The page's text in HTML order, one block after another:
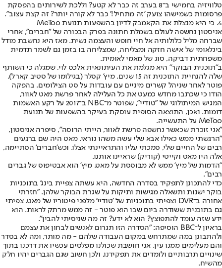
טלוויזיה בחמישי ב־8 בערב זה כבר לא קטע? וללכת לשירותים בהפסקת
פרסומות כשמישהו צועק 'זה מתחיל!' כבר לא קורה יותר? זה קצת עצוב".
4. כי היא מנצלת את הקאמבק לדיון בהשפעות תנועת MeToo
אניסטון נחשפה לעולם בשמלת חתונה בפרק הבכורה של "חברים", אחרי
שברחה מליל כלולותיה אל חיי חופש והעצמה נשית. מאז היא נחשבת מודל
בינלאומי של אישה חזקה ומצליחה, שמצליחה בו בזמן גם לשמר תדמית
משפחתית דביקה, סוג של מאמי לאומית.
ב"תוכנית הבוקר" היא מגלמת את העיתונאית אלכס לוי, שמגלה כי השותף
שלה להנחיית התוכנית זה 15 שנים, מיץ' קסלר (בגילומו של סטיב קארל),
פוטר לאחר שניהל קשרים מיניים עם עובדות על סט הצילומים. בהפקה
הודו כי שכתבו מחדש כמעט את כל העלילה לאחר פרשת מאט לאוור,
המגיש המיתולוגי של "טודיי", שפוטר מ־NBC ב־2017 על רקע האשמות
דומות. ואכן, התוצאה הסופית עוסקת בעיקר בהשפעות של תנועת
MeToo על התעשייה.
"אני זוכרת שכאשר נחשפה פרשת לאוור, הייתי הרוסה", סיפרה אניסטון,
"הרגשתי ממש כאילו אבא שלי עשה משהו נוראי. מאט היה שם ברגעים
רבים של החיים שלי, סמכתי עליו והתראיינתי אצלו. וכש'חברים' הסתיימה,
אלה היו מאט וקייטי (קוריק) שראיינו אותנו.
"הדמות של מיץ' ממש לא מבוססת על מאט. מיץ' הוא אבטיפוס של גברים
רבים".
כדי להתכונן לתפקיד בסדרה החדשה, היא עשתה צפיית בינג' בתוכניות
בוקר ישנות ותשאלה מגישות ותיקות על שגרת הבוקר שלהן. "חזרתי
אחורה ב־DVR וצפיתי בתוכניות של 'טודיי' מלפני פיטוריו של מאט. צפיתי
גם בתוכנית ששודרה ביום שבו הוא פוטר - זה ממש מרתק לראות. הוא
ידע שזה עומד להתפוצץ? הוא לא ידע? זה מה שניסיתי להבין".
בראיון ל־BBC הוסיפה: "הסדרה הזו תגרום לאנשים לבחון את עצמם
ולהתבונן במה שמתרחש במקום העבודה שלהם - מה מותר, ומה לא בסדר
והם מעלימים ממנו עין. אני חושבת שכולנו מפלסים עכשיו את דרכנו בתוך
שינויים תרבותיים ולומדים את תפקידנו, ולכן חשוב שגם הגברים יהיו חלק
מהשיח.